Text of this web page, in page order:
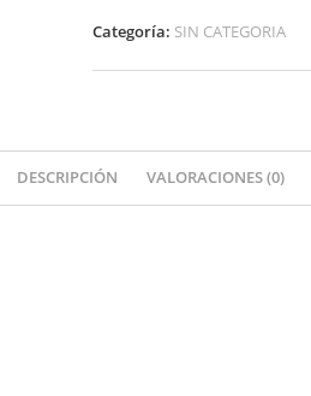
Categoría: SIN CATEGORIA
DESCRIPCIÓN VALORACIONES (0)